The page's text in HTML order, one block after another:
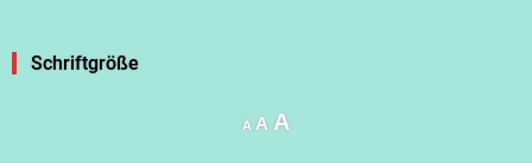
Schriftgröße
A Decrease
A Reset
A